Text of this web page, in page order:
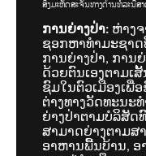
ສິ່ງມະຫັດສະຈັນທາງດ້ານທໍລະນີສ
ການຍ່າງປ່າ: ຫ່າງ
ຊອກຫາທຳມະຊາດ
ການຍ່າງປ່າ, ການ
ດ້ວຍຕົນເອງຕາມເ
ຊົມໃນຕົວເມືອງເພື່
ຕ່າງທາງວັດທະນະ
ຍ່າງປ່າຕາມບໍລິສັດ
ສາມາດຍ່າງຕາມສ
ອາຫານພື້ນບ້ານ, ອ